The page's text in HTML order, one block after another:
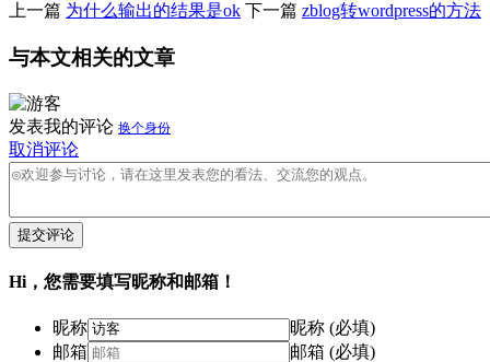
上一篇 为什么输出的结果是ok 下一篇 zblog转wordpress的方法
与本文相关的文章
发表我的评论 换个身份
取消评论
提交评论
Hi，您需要填写昵称和邮箱！
昵称
昵称 (必填)
邮箱
邮箱 (必填)